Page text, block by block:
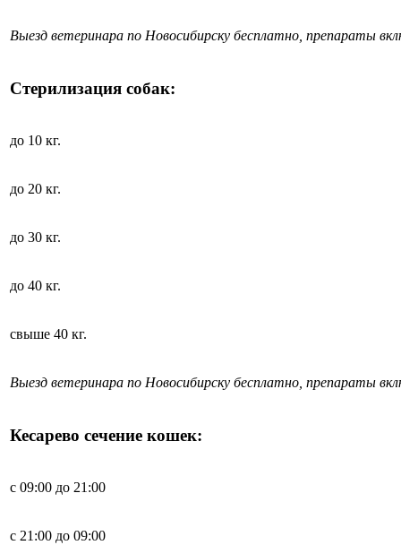
Выезд ветеринара по Новосибирску бесплатно, препараты
Стерилизация собак:
до 10 кг.
до 20 кг.
до 30 кг.
до 40 кг.
свыше 40 кг.
Выезд ветеринара по Новосибирску бесплатно, препараты
Кесарево сечение кошек:
с 09:00 до 21:00
с 21:00 до 09:00